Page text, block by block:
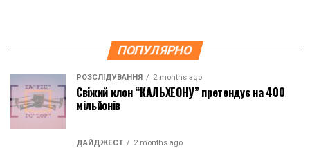
ПОПУЛЯРНО
РОЗСЛІДУВАННЯ 2 months ago
Свіжий клон “КАЛЬХЕОНУ” претендує на 400
мільйонів
ДАЙДЖЕСТ 2 months ago